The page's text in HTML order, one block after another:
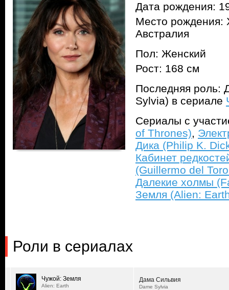
Дата рождения:
Место рождения:
Австралия
Пол: Женский
Рост: 168 см
Последняя роль:
Sylvia) в сериале
Сериалы с
of Thrones),
Дика (Philip K.
Кабинет
(Guillermo del
Далекие холмы
Земля (Alien:
Роли в сериалах
Чужой: Земля
Alien: Earth
Дама Сильвия
Dame Sylvia